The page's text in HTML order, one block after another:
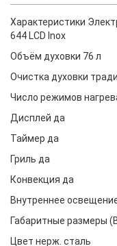
Характеристики
644 LCD Inox
Объём духовки 76 л
Очистка духовки
Число режимов
Дисплей да
Таймер да
Гриль да
Конвекция да
Внутреннее
Габаритные размеры
Цвет нерж. сталь